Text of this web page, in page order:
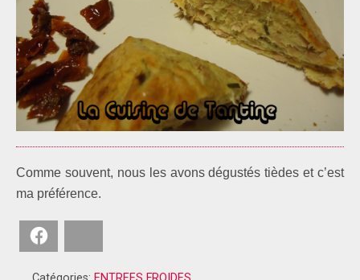
Comme souvent, nous les avons dégustés tièdes et c’est
ma préférence.